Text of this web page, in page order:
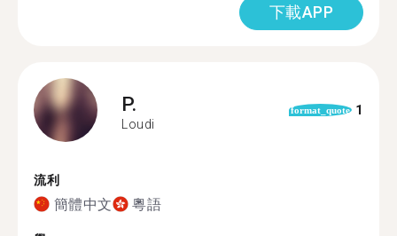
下載APP
P.
Loudi
format_quote 1
流利
簡體中文 粵語